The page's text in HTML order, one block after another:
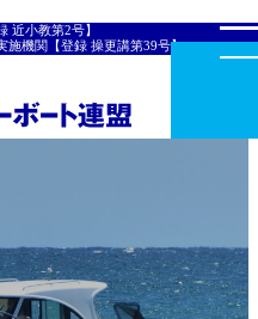
近小教第2号】
施機関【登録 操更講第39号】